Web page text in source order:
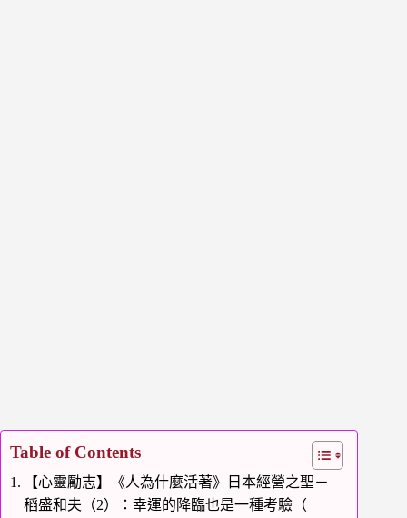
Table of Contents
【心靈勵志】《人為什麼活著》日本經營之聖－
稻盛和夫（2）：幸運的降臨也是一種考驗（